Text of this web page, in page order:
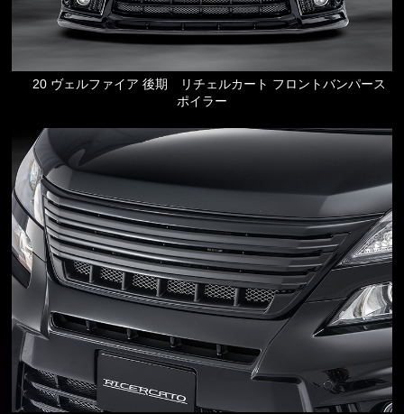
20 ヴェルファイア 後期 リチェルカート フロントバンパース
ポイラー